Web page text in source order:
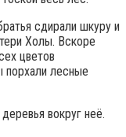
сдирали шкуру и
Холы. Вскоре
цветов
порхали лесные
вокруг неё.